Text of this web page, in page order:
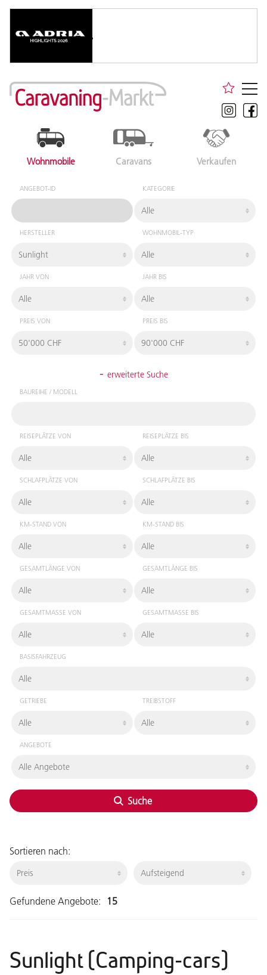
Wohnmobile Caravans Verkaufen
ANGEBOT-ID KATEGORIE
HERSTELLER WOHNMOBIL-TYP
JAHR VON JAHR BIS
PREIS VON PREIS BIS
- erweiterte Suche
BAUREIHE / MODELL
REISEPLÄTZE VON REISEPLÄTZE BIS
SCHLAFPLÄTZE VON SCHLAFPLÄTZE BIS
KM-STAND VON KM-STAND BIS
GESAMTLÄNGE VON GESAMTLÄNGE BIS
GESAMTMASSE VON GESAMTMASSE BIS
BASISFAHRZEUG
GETRIEBE TREIBSTOFF
ANGEBOTE
Suche
Sortieren nach:
Gefundene Angebote: 15
Sunlight (Camping-cars)